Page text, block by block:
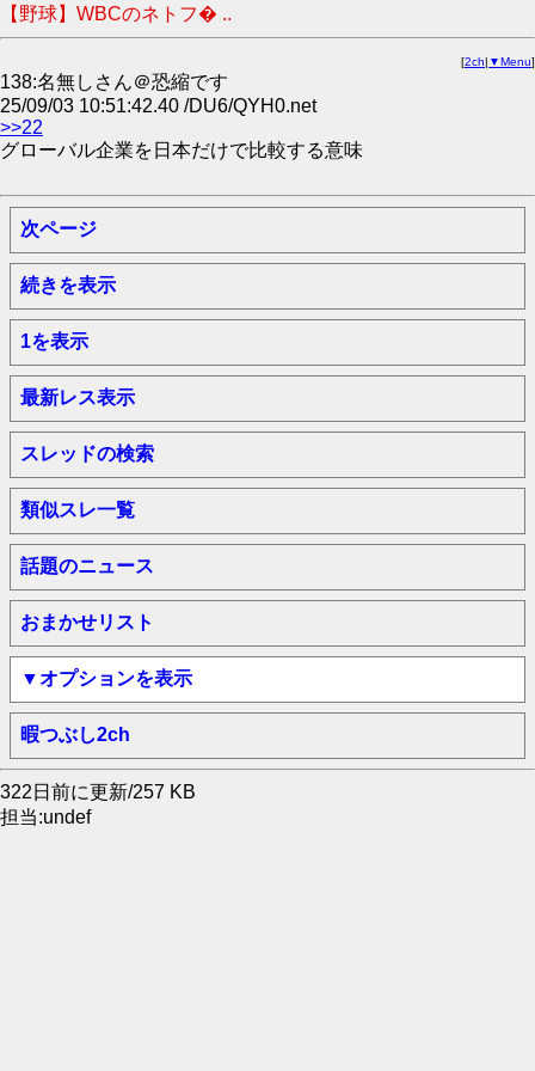
【野球】WBCのネトフ� ..
[2ch| ▼Menu]
138:名無しさん＠恐縮です
25/09/03 10:51:42.40 /DU6/QYH0.net
>>22
グローバル企業を日本だけで比較する意味
次ページ
続きを表示
1を表示
最新レス表示
スレッドの検索
類似スレ一覧
話題のニュース
おまかせリスト
▼オプションを表示
暇つぶし2ch
322日前に更新/257 KB
担当:undef